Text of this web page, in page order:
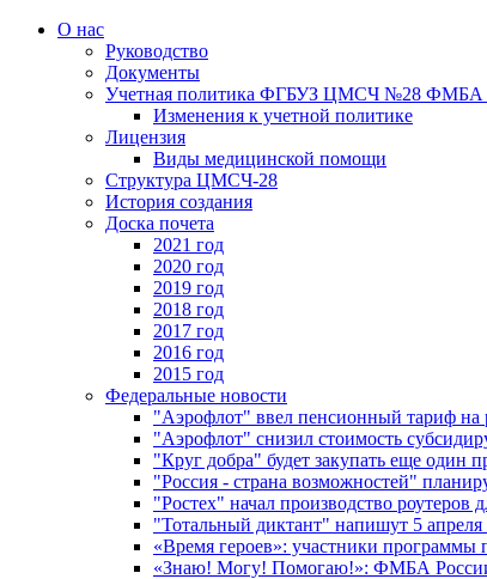
О нас
Руководство
Документы
Учетная политика ФГБУЗ ЦМСЧ №28 ФМБА
Изменения к учетной политике
Лицензия
Виды медицинской помощи
Структура ЦМСЧ-28
История создания
Доска почета
2021 год
2020 год
2019 год
2018 год
2017 год
2016 год
2015 год
Федеральные новости
"Аэрофлот" ввел пенсионный тариф
"Аэрофлот" снизил стоимость
"Круг добра" будет закупать еще один
"Россия - страна возможностей"
"Ростех" начал производство
"Тотальный диктант" напишут 5 апреля
«Время героев»: участники
«Знаю! Могу! Помогаю!»: ФМБА России